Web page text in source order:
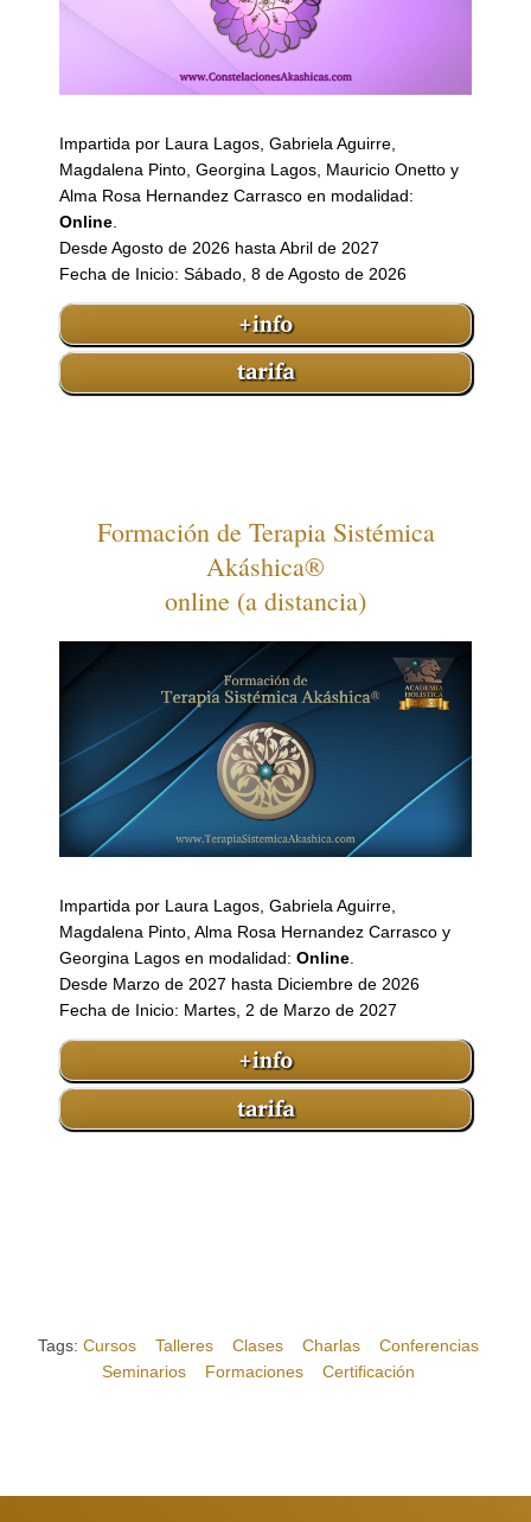
Impartida por Laura Lagos, Gabriela Aguirre,
Magdalena Pinto, Georgina Lagos, Mauricio Onetto y
Alma Rosa Hernandez Carrasco en modalidad:
Online
Desde Agosto de 2026 hasta Abril de 2027
Fecha de Inicio: Sábado, 8 de Agosto de 2026
Formación de Terapia Sistémica
Akáshica®
online (a distancia)
Impartida por Laura Lagos, Gabriela Aguirre,
Magdalena Pinto, Alma Rosa Hernandez Carrasco y
Georgina Lagos en modalidad: Online
Desde Marzo de 2027 hasta Diciembre de 2026
Fecha de Inicio: Martes, 2 de Marzo de 2027
Tags: Cursos Talleres Clases Charlas
Conferencias
Seminarios
Formaciones Certificación